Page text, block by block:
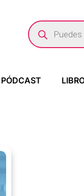
PÓDCAST